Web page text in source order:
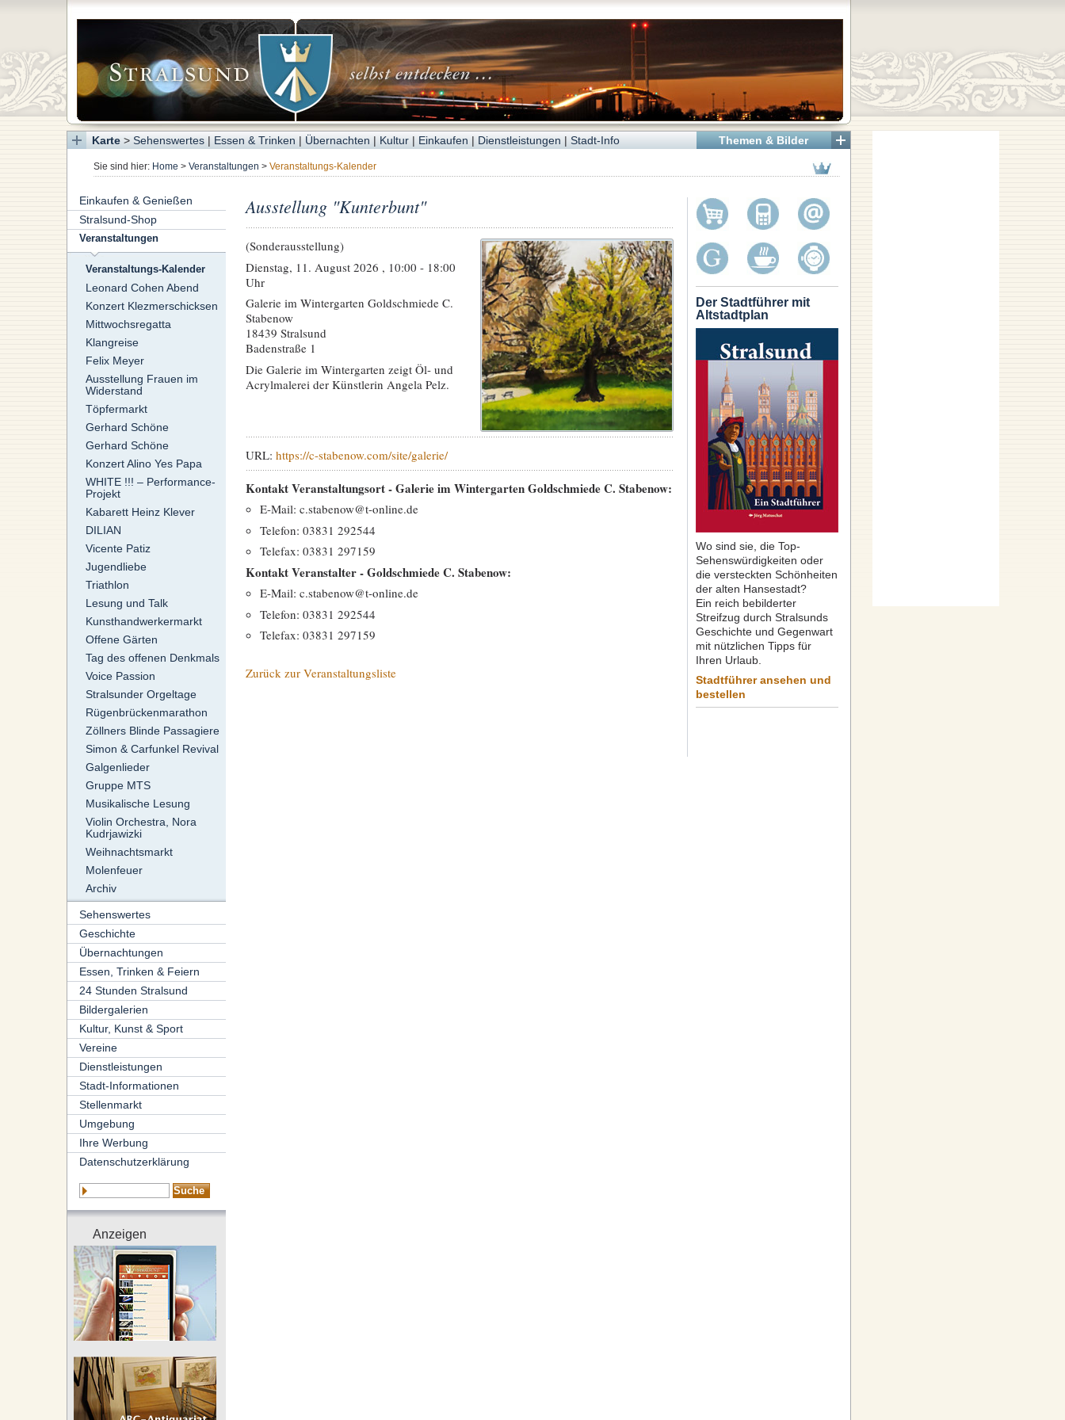
Themen & Bilder
Karte> Sehenswertes| Essen & Trinken | Übernachten | Kultur| Einkaufen | Dienstleistungen | Stadt-Info
Sie sind hier: Home > Veranstaltungen > Veranstaltungs-Kalender
Der Stadtführer mit
Altstadtplan
Wo sind sie, die Top-
Sehenswürdigkeiten oder
die versteckten Schönheiten
der alten Hansestadt?
Ein reich bebilderter
Streifzug durch Stralsunds
Geschichte und Gegenwart
mit nützlichen Tipps für
Ihren Urlaub.
Stadtführer ansehen und
bestellen
Einkaufen & Genießen
Stralsund-Shop
Veranstaltungen
Veranstaltungs-Kalender
Leonard Cohen Abend
Konzert Klezmerschicksen
Mittwochsregatta
Klangreise
Felix Meyer
Ausstellung Frauen im
Widerstand
Töpfermarkt
Gerhard Schöne
Gerhard Schöne
Konzert Alino Yes Papa
WHITE !!! – Performance-
Projekt
Kabarett Heinz Klever
DILIAN
Vicente Patiz
Jugendliebe
Triathlon
Lesung und Talk
Kunsthandwerkermarkt
Offene Gärten
Tag des offenen Denkmals
Voice Passion
Stralsunder Orgeltage
Rügenbrückenmarathon
Zöllners Blinde Passagiere
Simon & Carfunkel Revival
Galgenlieder
Gruppe MTS
Musikalische Lesung
Violin Orchestra, Nora
Kudrjawizki
Weihnachtsmarkt
Molenfeuer
Archiv
Sehenswertes
Geschichte
Übernachtungen
Essen, Trinken & Feiern
24 Stunden Stralsund
Bildergalerien
Kultur, Kunst & Sport
Vereine
Dienstleistungen
Stadt-Informationen
Stellenmarkt
Umgebung
Ihre Werbung
Datenschutzerklärung
Anzeigen
Ausstellung "Kunterbunt"
(Sonderausstellung)
Dienstag, 11. August 2026 , 10:00 - 18:00
Uhr
Galerie im Wintergarten Goldschmiede C.
Stabenow
18439 Stralsund
Badenstraße 1
Die Galerie im Wintergarten zeigt Öl- und
Acrylmalerei der Künstlerin Angela Pelz.
URL: https://c-stabenow.com/site/galerie/
Kontakt Veranstaltungsort - Galerie im Wintergarten Goldschmiede C. Stabenow:
E-Mail: c.stabenow@t-online.de
Telefon: 03831 292544
Telefax: 03831 297159
Kontakt Veranstalter - Goldschmiede C. Stabenow:
E-Mail: c.stabenow@t-online.de
Telefon: 03831 292544
Telefax: 03831 297159
Zurück zur Veranstaltungsliste